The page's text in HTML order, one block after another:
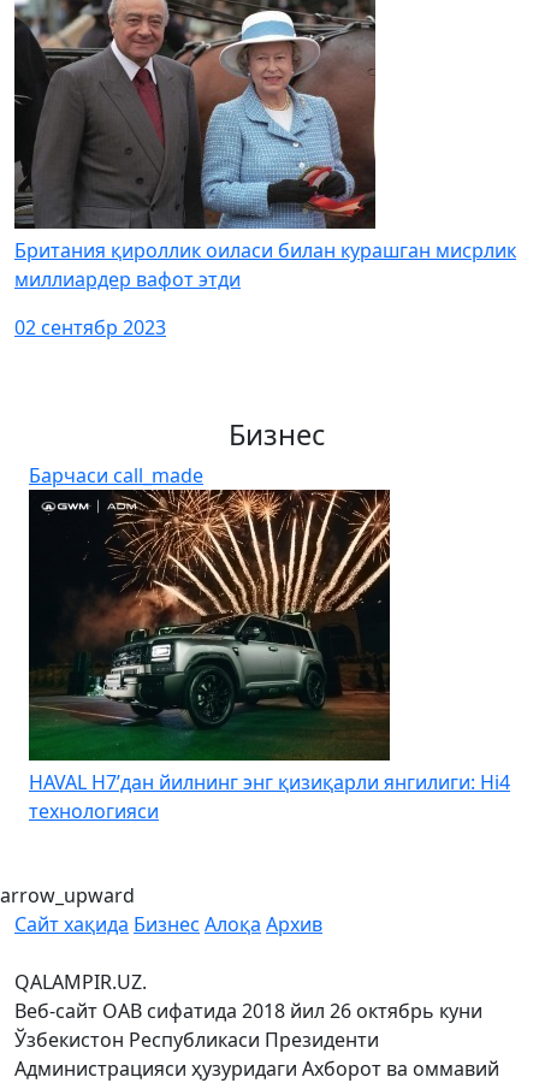
Британия қироллик оиласи билан курашган мисрлик
миллиардер вафот этди
02 сентябр 2023
Бизнес
Барчаси call_made
HAVAL H7’дан йилнинг энг қизиқарли янгилиги: Hi4
технологияси
arrow_upward
Сайт хақида Бизнес Алоқа Архив
QALAMPIR.UZ.
Веб-сайт ОАВ сифатида 2018 йил 26 октябрь куни
Ўзбекистон Республикаси Президенти
Администрацияси ҳузуридаги Ахборот ва оммавий